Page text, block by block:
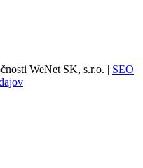
WeNet SK, s.r.o. | SEO